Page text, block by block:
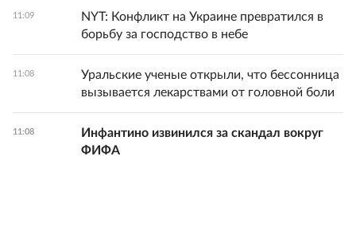
11:09
NYT: Конфликт на Украине превратился в
борьбу за господство в небе
11:08
Уральские ученые открыли, что бессонница
вызывается лекарствами от головной боли
11:08
Инфантино извинился за скандал вокруг
ФИФА